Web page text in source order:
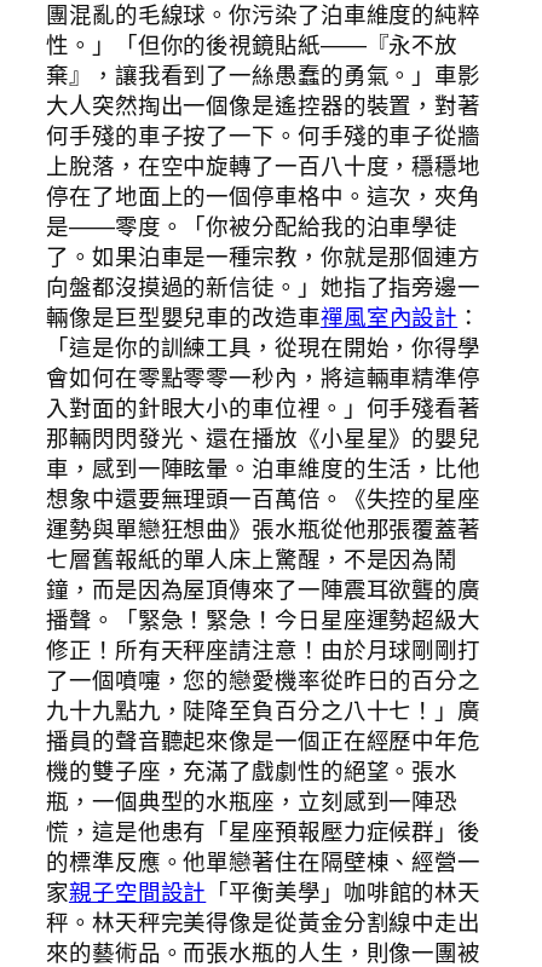
團混亂的毛線球。你污染了泊車維度的純粹
性。」「但你的後視鏡貼紙——『永不放
棄』，讓我看到了一絲愚蠢的勇氣。」車影
大人突然掏出一個像是遙控器的裝置，對著
何手殘的車子按了一下。何手殘的車子從牆
上脫落，在空中旋轉了一百八十度，穩穩地
停在了地面上的一個停車格中。這次，夾角
是——零度。「你被分配給我的泊車學徒
了。如果泊車是一種宗教，你就是那個連方
向盤都沒摸過的新信徒。」她指了指旁邊一
輛像是巨型嬰兒車的改造車禪風室內設計 ：
「這是你的訓練工具，從現在開始，你得學
會如何在零點零零一秒內，將這輛車精準停
入對面的針眼大小的車位裡。」何手殘看著
那輛閃閃發光、還在播放《小星星》的嬰兒
車，感到一陣眩暈。泊車維度的生活，比他
想象中還要無理頭一百萬倍。《失控的星座
運勢與單戀狂想曲》張水瓶從他那張覆蓋著
七層舊報紙的單人床上驚醒，不是因為鬧
鐘，而是因為屋頂傳來了一陣震耳欲聾的廣
播聲。「緊急！緊急！今日星座運勢超級大
修正！所有天秤座請注意！由於月球剛剛打
了一個噴嚏，您的戀愛機率從昨日的百分之
九十九點九，陡降至負百分之八十七！」廣
播員的聲音聽起來像是一個正在經歷中年危
機的雙子座，充滿了戲劇性的絕望。張水
瓶，一個典型的水瓶座，立刻感到一陣恐
慌，這是他患有「星座預報壓力症候群」後
的標準反應。他單戀著住在隔壁棟、經營一
家親子空間設計 「平衡美學」咖啡館的林天
秤。林天秤完美得像是從黃金分割線中走出
來的藝術品。而張水瓶的人生，則像一團被